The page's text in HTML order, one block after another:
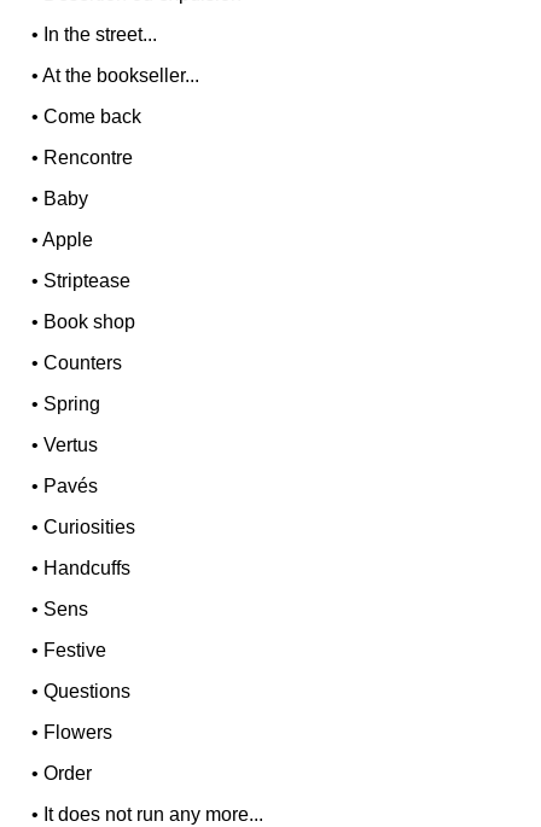
• In the street...
•At the bookseller...
•Come back
• Rencontre
• Baby
•Apple
• Striptease
• Book shop
•Counters
• Spring
•Vertus
• Pavés
•Curiosities
• Handcuffs
• Sens
• Festive
•Questions
• Flowers
•Order
• It does not run any more...